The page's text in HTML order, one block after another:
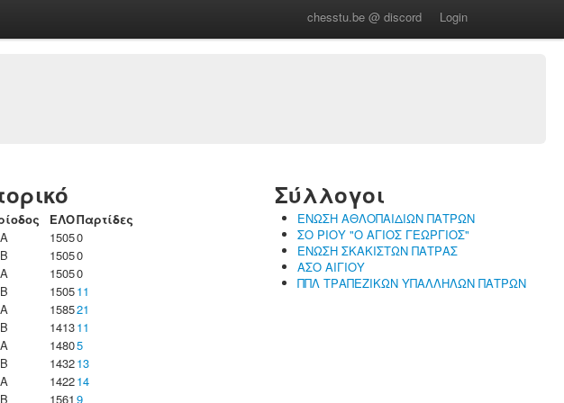
chesstu.be @ discord Login
ΕΛΟΠαρτίδες
15050
15050
15050
150511
158521
141311
14805
143213
142214
1561 9
Σύλλογοι
ΕΝΩΣΗ ΑΘΛΟΠΑΙΔΙΩΝ ΠΑΤΡΩΝ
ΣΟ ΡΙΟΥ "Ο ΑΓΙΟΣ ΓΕΩΡΓΙΟΣ"
ΕΝΩΣΗ ΣΚΑΚΙΣΤΩΝ ΠΑΤΡΑΣ
ΑΣΟ ΑΙΓΙΟΥ
ΠΠΛ ΤΡΑΠΕΖΙΚΩΝ ΥΠΑΛΛΗΛΩΝ ΠΑΤΡΩΝ